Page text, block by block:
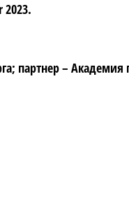
2023.
партнер – Академия